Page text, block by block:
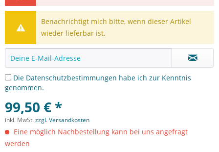
Benachrichtigt mich bitte, wenn dieser Artikel
wieder lieferbar ist.
Die Datenschutzbestimmungen habe ich zur Kenntnis
genommen.
99,50 € *
inkl. MwSt.zzgl. Versandkosten
Eine möglich Nachbestellung kann bei uns angefragt
werden